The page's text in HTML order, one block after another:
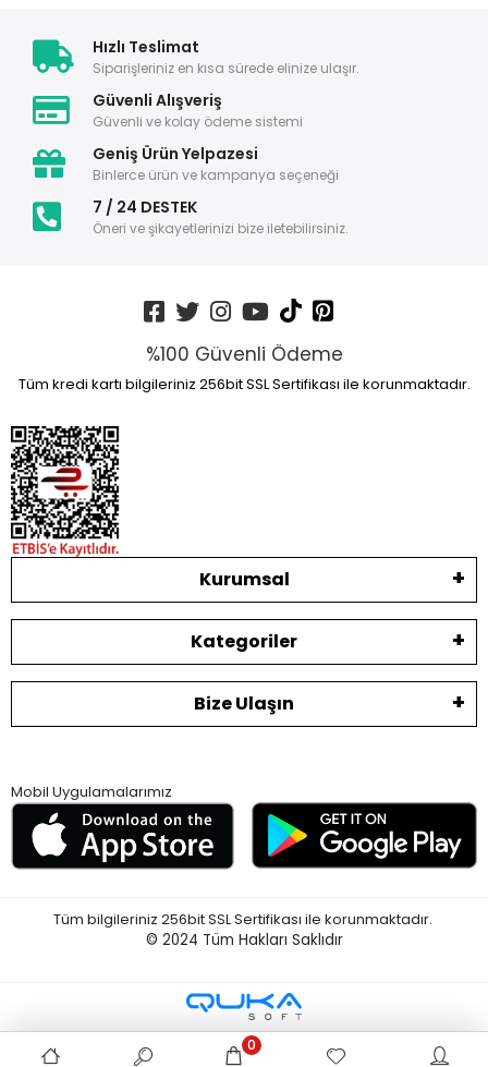
Hızlı Teslimat
Siparişleriniz en kısa sürede elinize ulaşır.
Güvenli Alışveriş
Güvenli ve kolay ödeme sistemi
Geniş Ürün Yelpazesi
Binlerce ürün ve kampanya seçeneği
7 / 24 DESTEK
Öneri ve şikayetlerinizi bize iletebilirsiniz.
%100 Güvenli Ödeme
Tüm kredi kartı bilgileriniz 256bit SSL Sertifikası ile korunmaktadır.
Kurumsal
Kategoriler
Bize Ulaşın
Mobil Uygulamalarımız
Tüm bilgileriniz 256bit SSL Sertifikası ile korunmaktadır.
© 2024 Tüm Hakları Saklıdır
0